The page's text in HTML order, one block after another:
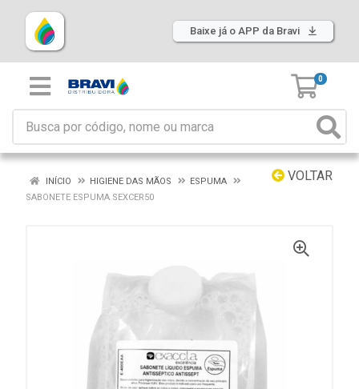
Baixe já o APP da Bravi
0
VOLTAR
INÍCIO HIGIENE DAS MÃOS
ESPUMA
SABONETE ESPUMA SEXCER50